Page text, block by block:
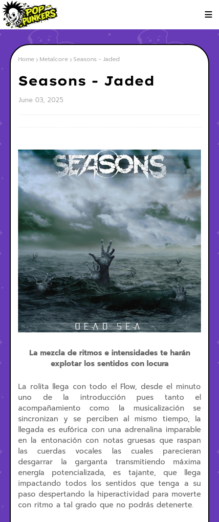
Home Metalcore Seasons - Jaded
Seasons - Jaded
June 03, 2025
La mezcla de ritmos e intensidades te harán
explotar los sentidos con locura
La rolita llega con todo el Flow, desde el minuto
uno de la introducción pues tanto el
acompañamiento como la musicalización se
sincronizan y se perciben al mismo tiempo, la
llegada es eufórica con una adrenalina imparable
en la entonación con notas gruesas que raspan
las cuerdas vocales las cuales parecieran
desgarrar la garganta transmitiendo máxima
energía potencializada, es tajante, que llega
impactando todos los sentidos que tenga a su
paso despertando la hiperactividad para moverte
con ritmo a tal grado que no podrás detenerte.